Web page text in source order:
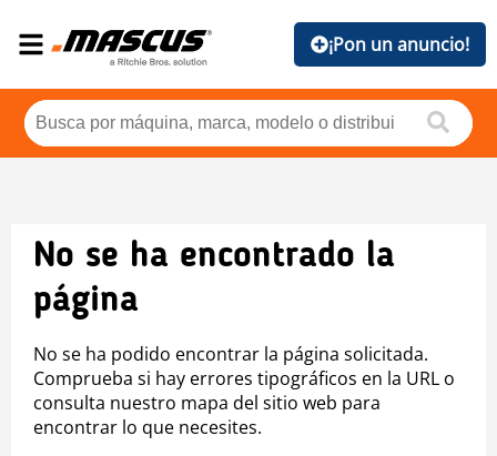
¡Pon un anuncio!
No se ha encontrado la
página
No se ha podido encontrar la página solicitada.
Comprueba si hay errores tipográficos en la URL o
consulta nuestro mapa del sitio web para
encontrar lo que necesites.